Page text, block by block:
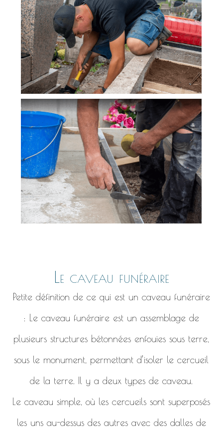
Le caveau funéraire
Petite définition de ce qui est un caveau funéraire
: Le caveau funéraire est un assemblage de
plusieurs structures bétonnées enfouies sous terre,
sous le monument, permettant d’isoler le cercueil
de la terre. Il y a deux types de caveau.
Le caveau simple, où les cercueils sont superposés
les uns au-dessus des autres avec des dalles de